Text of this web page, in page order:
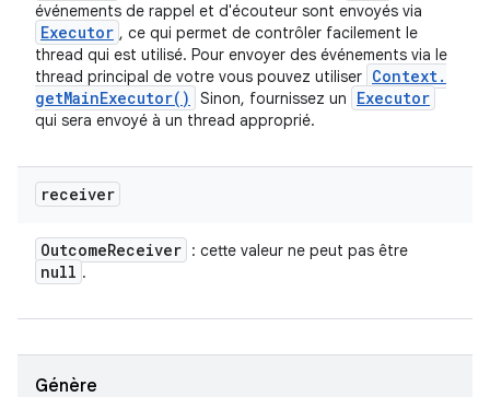
événements de rappel et d'écouteur sont envoyés via
Executor , ce qui permet de contrôler facilement le
thread qui est utilisé. Pour envoyer des événements via le
thread principal de votre vous pouvez utiliser Context.
getMainExecutor( ) Sinon, fournissez un Executor
qui sera envoyé à un thread approprié.
receiver
OutcomeReceiver : cette valeur ne peut pas être
null .
Génère